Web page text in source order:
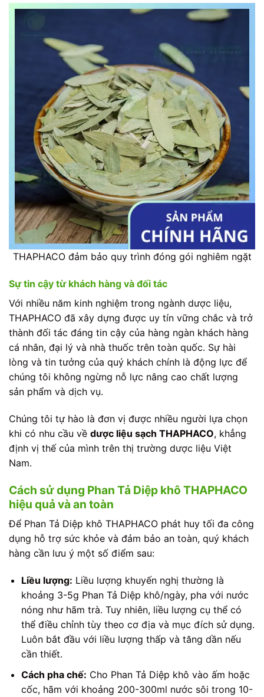
THAPHACO đảm bảo quy trình đóng gói nghiêm ngặt
Sự tin cậy từ khách hàng và đối tác
Với nhiều năm kinh nghiệm trong ngành dược liệu,
THAPHACO đã xây dựng được uy tín vững chắc và trở
thành đối tác đáng tin cậy của hàng ngàn khách hàng
cá nhân, đại lý và nhà thuốc trên toàn quốc. Sự hài
lòng và tin tưởng của quý khách chính là động lực để
chúng tôi không ngừng nỗ lực nâng cao chất lượng
sản phẩm và dịch vụ.
Chúng tôi tự hào là đơn vị được nhiều người lựa chọn
khi có nhu cầu về dược liệu sạch THAPHACO, khẳng
định vị thế của mình trên thị trường dược liệu Việt
Nam.
Cách sử dụng Phan Tả Diệp khô THAPHACO
hiệu quả và an toàn
Để Phan Tả Diệp khô THAPHACO phát huy tối đa công
dụng hỗ trợ sức khỏe và đảm bảo an toàn, quý khách
hàng cần lưu ý một số điểm sau:
Liều lượng: Liều lượng khuyến nghị thường là
khoảng 3-5g Phan Tả Diệp khô/ngày, pha với nước
nóng như hãm trà. Tuy nhiên, liều lượng cụ thể có
thể điều chỉnh tùy theo cơ địa và mục đích sử dụng.
Luôn bắt đầu với liều lượng thấp và tăng dần nếu
cần thiết.
Cách pha chế: Cho Phan Tả Diệp khô vào ấm hoặc
cốc, hãm với khoảng 200-300ml nước sôi trong 10-